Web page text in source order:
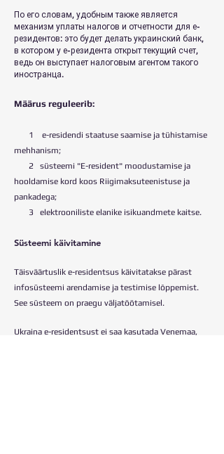
По его словам, удобным также является
механизм уплаты налогов и отчетности для е-
резидентов: это будет делать украинский банк,
в котором у е-резидента открыт текущий счет,
ведь он выступает налоговым агентом такого
иностранца.
Määrus reguleerib:
1 e-residendi staatuse saamise ja tühistamise
mehhanism;
2 süsteemi "E-resident" moodustamise ja
hooldamise kord koos Riigimaksuteenistuse ja
pankadega;
3 elektrooniliste elanike isikuandmete kaitse.
Süsteemi käivitamine
Täisväärtuslik e-residentsus käivitatakse pärast
infosüsteemi arendamise ja testimise lõppemist.
See süsteem on praegu väljatöötamisel.
Ukraina e-residentsust ei saa kasutada Venemaa,